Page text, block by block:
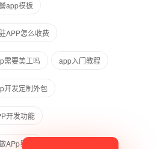
app模板
APP怎么收费
需要美工吗 app入门教程
开发定制外包
开发功能
APp界面